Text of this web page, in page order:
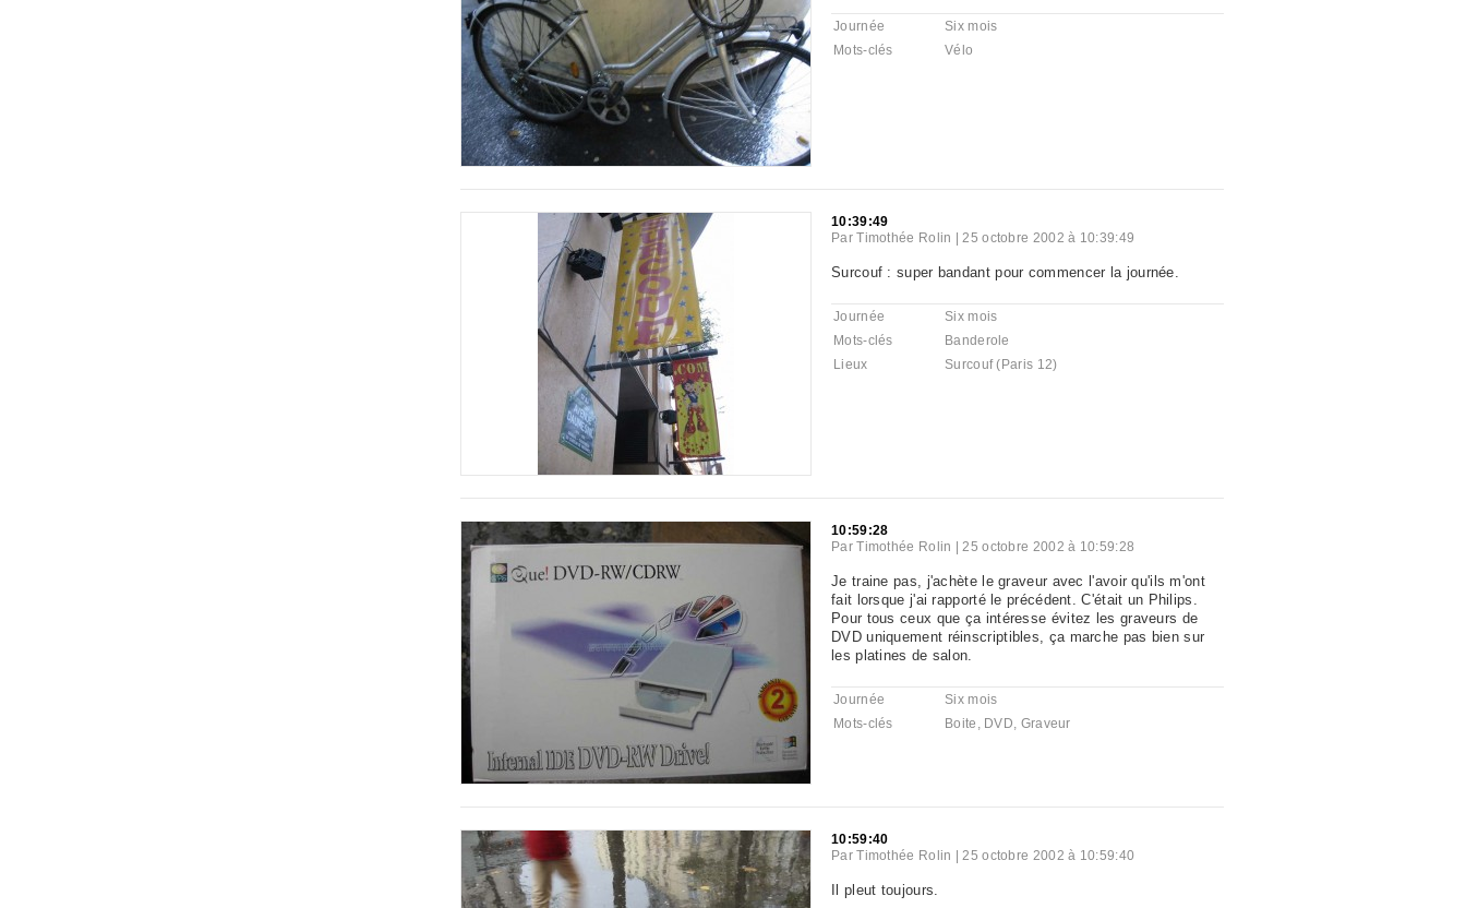
Journée
Six mois
Mots-clés
Vélo
10:39:49
ParTimothée Rolin |25 octobre 2002 à 10:39:49
Surcouf : super bandant pour commencer la journée.
Journée
Six mois
Mots-clés
Banderole
Lieux
Surcouf (Paris 12)
10:59:28
ParTimothée Rolin |25 octobre 2002 à 10:59:28
Je traine pas, j'achète le graveur avec l'avoir qu'ils m'ont
fait lorsque j'ai rapporté le précédent. C'était un Philips.
Pour tous ceux que ça intéresse évitez les graveurs de
DVD uniquement réinscriptibles, ça marche pas bien sur
les platines de salon.
Journée
Six mois
Mots-clés
Boite , DVD, Graveur
10:59:40
ParTimothée Rolin |25 octobre 2002 à 10:59:40
Il pleut toujours.